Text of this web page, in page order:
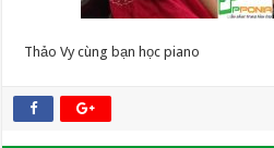
Thảo Vy cùng bạn học piano